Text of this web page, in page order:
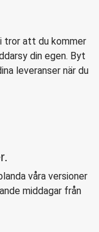
tror att du kommer
din egen. Byt
leveranser när du
våra versioner
middagar från